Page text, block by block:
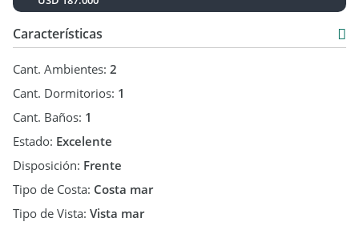
Características
Cant. Ambientes: 2
Cant. Dormitorios: 1
Cant. Baños: 1
Estado: Excelente
Disposición: Frente
Tipo de Costa: Costa mar
Tipo de Vista: Vista mar